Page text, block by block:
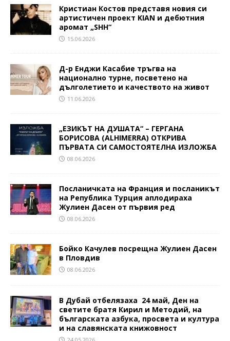
Кристиан Костов представя новия си
артистичен проект KIAN и дебютния
аромат „SHH“
15.06.2026
Д-р Енджи Касабие тръгва на
национално турне, посветено на
дълголетието и качеството на живот
11.06.2026
„ЕЗИКЪТ НА ДУШАТА“ – ГЕРГАНА
БОРИСОВА (ALHIMERRA) ОТКРИВА
ПЪРВАТА СИ САМОСТОЯТЕЛНА ИЗЛОЖБА
08.06.2026
Посланичката на Франция и посланикът
на Република Турция аплодираха
Жулиен Дасен от първия ред
08.06.2026
Бойко Качулев посрещна Жулиен Дасен
в Пловдив
08.06.2026
В Дубай отбелязаха 24 май, Ден на
светите братя Кирил и Методий, на
българската азбука, просвета и култура
и на славянската книжовност